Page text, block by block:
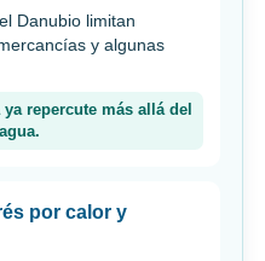
Danubio limitan
y algunas
repercute más allá del
por calor y